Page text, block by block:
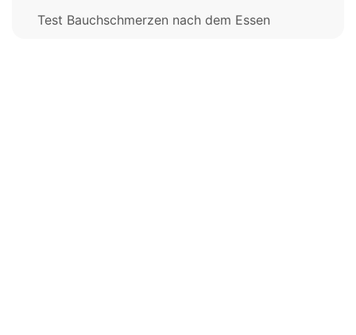
Test Bauchschmerzen nach dem Essen